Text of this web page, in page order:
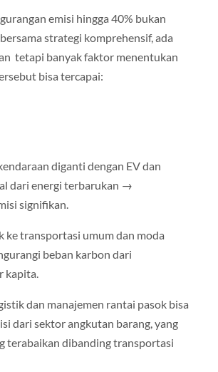
emisi hingga 40% bukan
strategi komprehensif, ada
tetapi banyak faktor menentukan
bisa tercapai:
diganti dengan EV dan
dari energi terbarukan →
signifikan.
ke transportasi umum dan moda
beban karbon dari
kapita.
dan manajemen rantai pasok bisa
dari sektor angkutan barang, yang
terabaikan dibanding transportasi